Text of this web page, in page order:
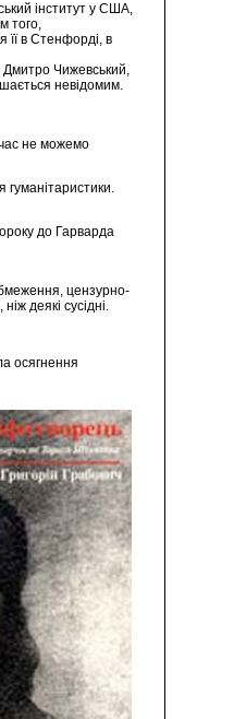
інститут у США,
того,
її в Стенфорді, в
Дмитро Чижевський,
невідомим.
не можемо
гуманітаристики.
до Гарварда
цензурно-
деякі сусідні.
осягнення